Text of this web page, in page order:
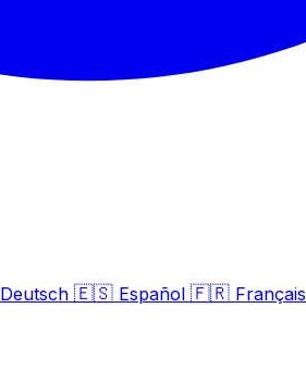
Deutsch 🇪🇸 Español 🇫🇷 Français